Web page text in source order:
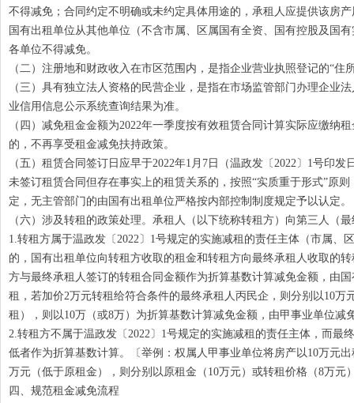
不得减免；合同约定不明确或未约定具体用途的，承租人应提供该房
国有出租单位从其他单位（不含市属、区属国有全资、国有控股及国
各单位不得减免。
（二）注册地和财政收入在市区范围内，是指企业营业执照登记的“
（三）具有独立法人资格的民营企业，是指在市场监管部门办理企
业信用信息公示系统查询结果为准。
（四）减免租金金额为2022年一季度按有效租赁合同计算实际应缴纳
的，不再享受租金减免扶持政策。
（五）租赁合同签订日应早于2022年1月7日（温政发〔2022〕1号印
未签订租赁合同但存在事实上的租赁关系的，按照“实质重于形式”原
定，无主管部门的由国有出租单位严格按内部控制制度规定予以认定。
（六）涉及转租的政策处理。承租人（以下统称转租方）向第三人
1.转租方属于温政发〔2022〕1号规定的实施减租的责任主体（市属
的，国有出租单位向转租方收取的租金和转租方向最终承租人收取的
方与最终承租人签订的转租合同金额作为折算基数计算减免金额，由
租，若加价2万元转租给符合条件的最终承租人丙民企，则分别以10
租），则以10万（或8万）为折算基数计算减免金额，由甲事业单位减
2.转租方不属于温政发〔2022〕1号规定的实施减租的责任主体，而
低者作为折算基数计算。〔举例：权属人甲事业单位将房产以10万元
万元（低于原租金），则分别以原租金（10万元）或转租价格（8万
四、规范租金减免流程